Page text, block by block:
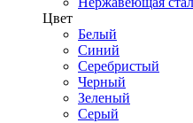
Цвет
Белый
Синий
Серебристый
Черный
Зеленый
Серый